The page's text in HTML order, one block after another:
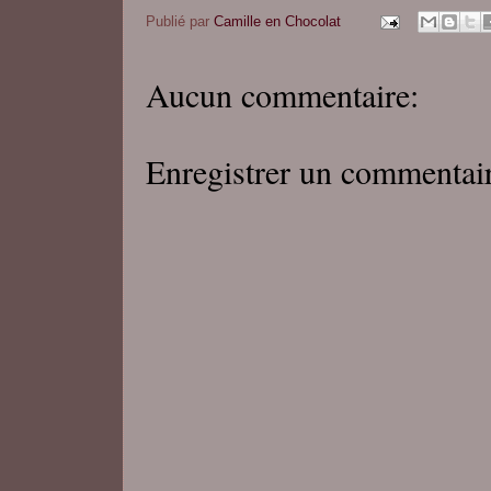
Publié par Camille en Chocolat
Aucun commentaire:
Enregistrer un